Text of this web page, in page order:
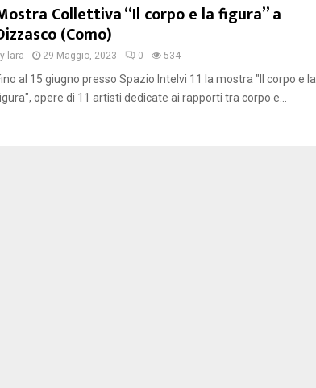
Collettiva “Il corpo e la figura” a
(Como)
lara 29 Maggio, 2023 0 534
al 15 giugno presso Spazio Intelvi 11 la mostra "Il corpo e la
opere di 11 artisti dedicate ai rapporti tra corpo e...